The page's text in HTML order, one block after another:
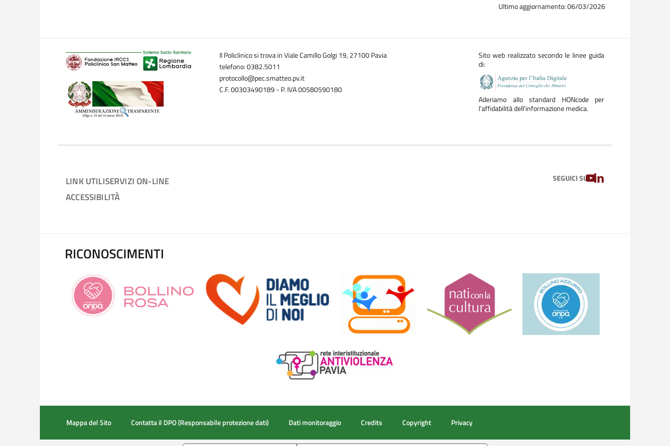
Ultimo aggiornamento: 06/03/2026
Il Policlinico si trova in Viale Camillo Golgi 19, 27100 Pavia
telefono: 0382.5011
protocollo@pec.smatteo.pv.it
C.F. 00303490189 - P. IVA 00580590180
Sito web realizzato secondo le linee guida
di:
Aderiamo allo standard HONcode per
l'affidabilità dell'informazione medica.
LINK UTILISERVIZI ON-LINE
ACCESSIBILITÀ
SEGUICI SUYOUTUBE
LINKEDIN
RICONOSCIMENTI
Mappa del Sito Contatta il DPO (Responsabile protezione dati) Dati monitoraggio Credits Copyright Privacy